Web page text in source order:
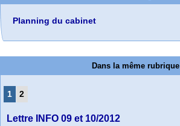
Planning du cabinet
Dans la même rubrique
1 2
Lettre INFO 09 et 10/2012